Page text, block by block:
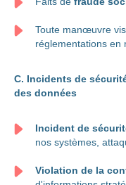
Toute manœuvre
réglementations en
C. Incidents de
des données
Incident de
nos systèmes,
Violation de la